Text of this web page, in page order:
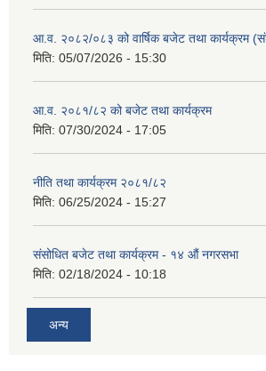
आ.व. २०८२/०८३ को वार्षिक बजेट तथा कार्यक्रम
मिति: 05/07/2026 - 15:30
आ.व. २०८१/८२ को बजेट तथा कार्यक्रम
मिति: 07/30/2024 - 17:05
नीति तथा कार्यक्रम २०८१/८२
मिति: 06/25/2024 - 15:27
संसोधित बजेट तथा कार्यक्रम - १४ औं नगरसभा
मिति: 02/18/2024 - 10:18
अन्य